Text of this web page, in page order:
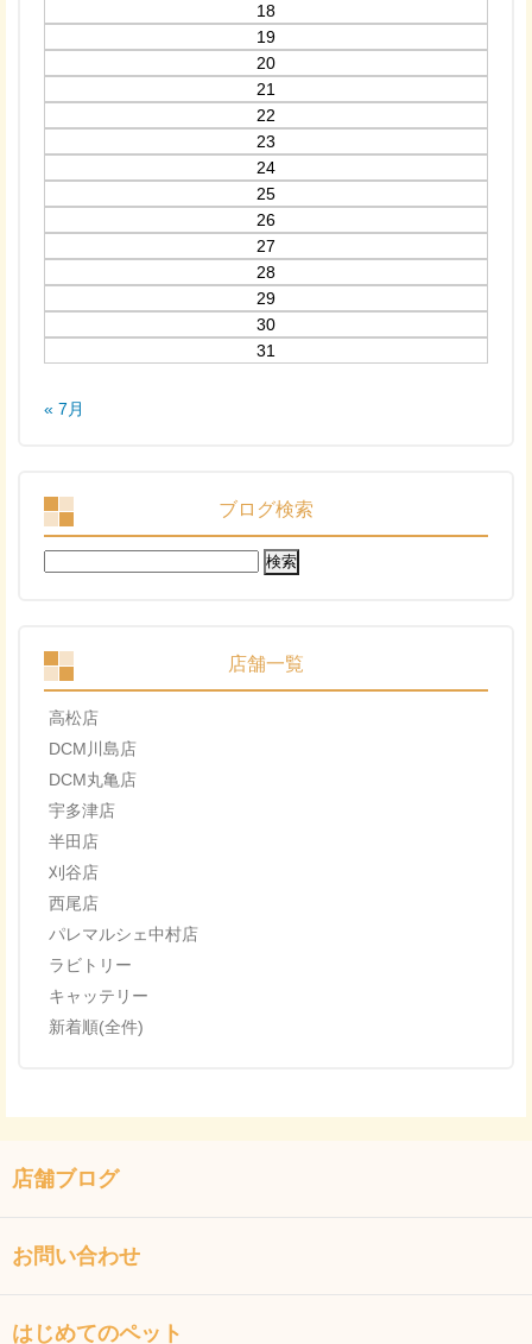
18
19
20
21
22
23
24
25
26
27
28
29
30
31
« 7月
ブログ検索
検
索:
店舗一覧
高松店
DCM川島店
DCM丸亀店
宇多津店
半田店
刈谷店
西尾店
パレマルシェ中村店
ラビトリー
キャッテリー
新着順(全件)
店舗ブログ
お問い合わせ
はじめてのペット